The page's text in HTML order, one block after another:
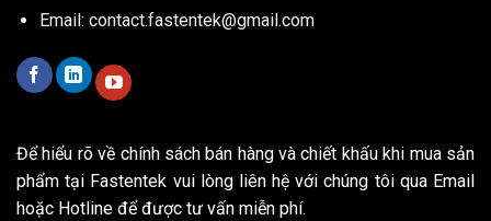
Email: contact.fastentek@gmail.com
Để hiểu rõ về chính sách bán hàng và chiết khấu khi mua sản
phẩm tại Fastentek vui lòng liên hệ với chúng tôi qua Email
hoặc Hotline để được tư vấn miễn phí.